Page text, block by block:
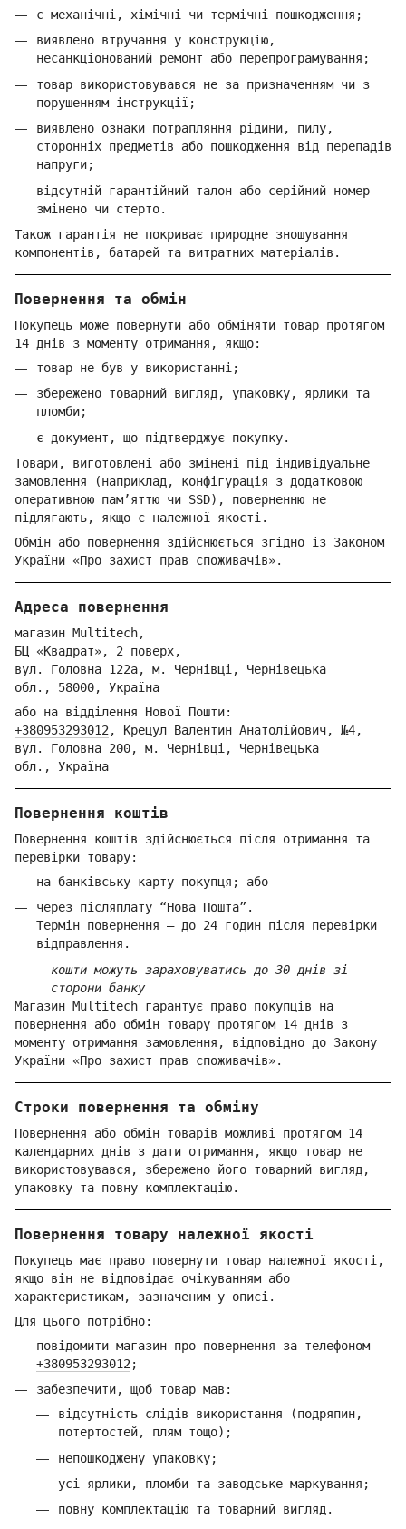
є механічні, хімічні чи термічні пошкодження;
виявлено втручання у конструкцію,
несанкціонований ремонт або перепрограмування;
товар використовувався не за призначенням чи з
порушенням інструкції;
виявлено ознаки потрапляння рідини, пилу,
сторонніх предметів або пошкодження від перепадів
напруги;
відсутній гарантійний талон або серійний номер
змінено чи стерто.
Також гарантія не покриває природне зношування
компонентів, батарей та витратних матеріалів.
Повернення та обмін
Покупець може повернути або обміняти товар протягом
14 днів з моменту отримання, якщо:
товар не був у використанні;
збережено товарний вигляд, упаковку, ярлики та
пломби;
є документ, що підтверджує покупку.
Товари, виготовлені або змінені під індивідуальне
замовлення (наприклад, конфігурація з додатковою
оперативною пам’яттю чи SSD), поверненню не
підлягають, якщо є належної якості.
Обмін або повернення здійснюється згідно із Законом
України «Про захист прав споживачів».
Адреса повернення
магазин Multitech,
БЦ «Квадрат», 2 поверх,
вул. Головна 122а, м. Чернівці, Чернівецька
обл., 58000, Україна
або на відділення Нової Пошти:
+380953293012 , Крецул Валентин Анатолійович, №4,
вул. Головна 200, м. Чернівці, Чернівецька
обл., Україна
Повернення коштів
Повернення коштів здійснюється після отримання та
перевірки товару:
на банківську карту покупця; або
через післяплату “Нова Пошта”.
Термін повернення — до 24 годин після перевірки
відправлення.
кошти можуть зараховуватись до 30 днів зі
сторони банку
Магазин Multitech гарантує право покупців на
повернення або обмін товару протягом 14 днів з
моменту отримання замовлення, відповідно до Закону
України «Про захист прав споживачів».
Строки повернення та обміну
Повернення або обмін товарів можливі протягом 14
календарних днів з дати отримання, якщо товар не
використовувався, збережено його товарний вигляд,
упаковку та повну комплектацію.
Повернення товару належної якості
Покупець має право повернути товар належної якості,
якщо він не відповідає очікуванням або
характеристикам, зазначеним у описі.
Для цього потрібно:
повідомити магазин про повернення за телефоном
+380953293012 ;
забезпечити, щоб товар мав:
відсутність слідів використання (подряпин,
потертостей, плям тощо);
непошкоджену упаковку;
усі ярлики, пломби та заводське маркування;
повну комплектацію та товарний вигляд.